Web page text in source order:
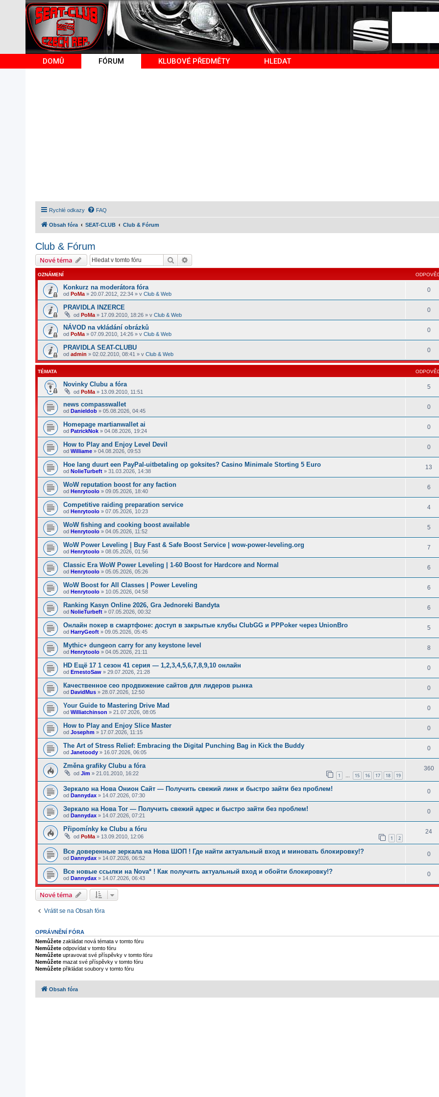
DOMŮ FÓRUM KLUBOVÉ PŘEDMĚTY HLEDAT
Rychlé odkazy FAQ
Obsah fóra SEAT-CLUB Club & Fórum
Club & Fórum
Nové téma Hledat
OZNÁMENÍ
Konkurz na moderátora fóra
od PoMa » 20.07.2012, 22:34 » v Club & Web
0
PRAVIDLA INZERCE
od PoMa » 17.09.2010, 18:26 » v Club & Web
0
NÁVOD na vkládání obrázků
od PoMa » 07.09.2010, 14:26 » v Club & Web
0
PRAVIDLA SEAT-CLUBU
od admin » 02.02.2010, 08:41 » v Club & Web
0
TÉMATA
Novinky Clubu a fóra
od PoMa » 13.09.2010, 11:51
5
news compasswallet
od Danieldob » 05.08.2026, 04:45
0
Homepage martianwallet ai
od PatrickNok » 04.08.2026, 19:24
0
How to Play and Enjoy Level Devil
od Williame » 04.08.2026, 09:53
0
Hoe lang duurt een PayPal-uitbetaling op goksites? Casino Minimale Storting 5 Euro
od NolieTurbeft » 31.03.2026, 14:38
13
WoW reputation boost for any faction
od Henrytoolo » 09.05.2026, 18:40
6
Competitive raiding preparation service
od Henrytoolo » 07.05.2026, 10:23
4
WoW fishing and cooking boost available
od Henrytoolo » 04.05.2026, 11:52
5
WoW Power Leveling | Buy Fast & Safe Boost Service | wow-power-leveling.org
od Henrytoolo » 08.05.2026, 01:56
7
Classic Era WoW Power Leveling | 1-60 Boost for Hardcore and Normal
od Henrytoolo » 05.05.2026, 05:26
6
WoW Boost for All Classes | Power Leveling
od Henrytoolo » 10.05.2026, 04:58
6
Ranking Kasyn Online 2026, Gra Jednoreki Bandyta
od NolieTurbeft » 07.05.2026, 00:32
6
Онлайн покер в смартфоне: доступ в закрытые клубы ClubGG и PPPoker через UnionBro
od HarryGeoft » 09.05.2026, 05:45
5
Mythic+ dungeon carry for any keystone level
od Henrytoolo » 04.05.2026, 21:11
8
HD Ещё 17 1 сезон 41 серия — 1,2,3,4,5,6,7,8,9,10 онлайн
od ErnestoSaw » 29.07.2026, 21:28
0
Качественное сео продвижение сайтов для лидеров рынка
od DavidMus » 28.07.2026, 12:50
0
Your Guide to Mastering Drive Mad
od Williatchinson » 21.07.2026, 08:05
0
How to Play and Enjoy Slice Master
od Josephm » 17.07.2026, 11:15
0
The Art of Stress Relief: Embracing the Digital Punching Bag in Kick the Buddy
od Janetoody » 16.07.2026, 06:05
0
Změna grafiky Clubu a fóra
od Jim » 21.01.2010, 16:22 1 … 15 16 17 18 19
360
Зеркало на Нова Онион Сайт — Получить свежий линк и быстро зайти без проблем!
od Dannydax » 14.07.2026, 07:30
0
Зеркало на Нова Tor — Получить свежий адрес и быстро зайти без проблем!
od Dannydax » 14.07.2026, 07:21
0
Připomínky ke Clubu a fóru
od PoMa » 13.09.2010, 12:06 1 2
24
Все доверенные зеркала на Нова ШОП ! Где найти актуальный вход и миновать блокировку!?
od Dannydax » 14.07.2026, 06:52
0
Все новые ссылки на Nova* ! Как получить актуальный вход и обойти блокировку!?
od Dannydax » 14.07.2026, 06:43
0
Nové téma
Vrátit se na Obsah fóra
OPRÁVNĚNÍ FÓRA
Nemůžete zakládat nová témata v tomto fóru
Nemůžete odpovídat v tomto fóru
Nemůžete upravovat své příspěvky v tomto fóru
Nemůžete mazat své příspěvky v tomto fóru
Nemůžete přikládat soubory v tomto fóru
Obsah fóra